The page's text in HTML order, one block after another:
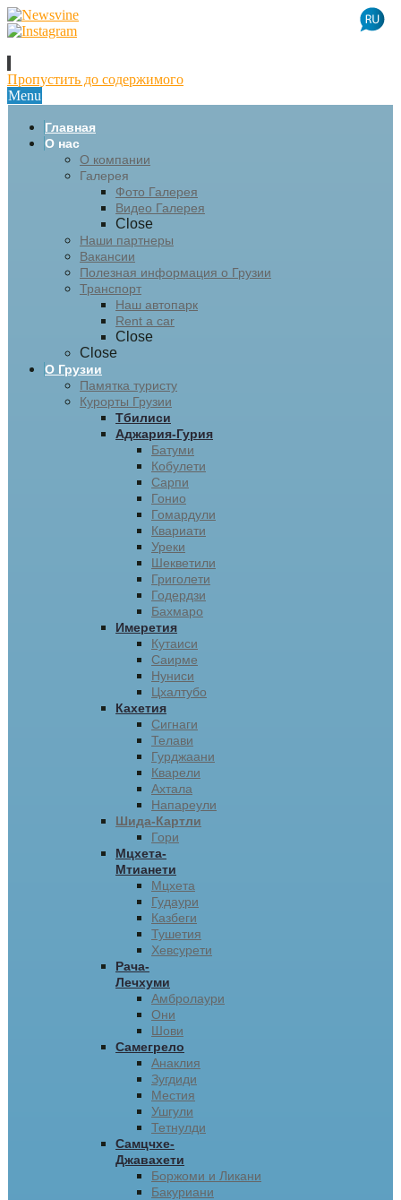
Пропустить до содержимого
Menu
Главная
О нас
О компании
Галерея
Фото Галерея
Видео Галерея
Close
Наши партнеры
Вакансии
Полезная информация о Грузии
Транспорт
Наш автопарк
Rent a car
Close
Close
О Грузии
Памятка туристу
Курорты Грузии
Тбилиси
Аджария-Гурия
Батуми
Кобулети
Сарпи
Гонио
Гомардули
Квариати
Уреки
Шекветили
Григолети
Годердзи
Бахмаро
Имеретия
Кутаиси
Саирме
Нуниси
Цхалтубо
Кахетия
Сигнаги
Телави
Гурджаани
Кварели
Ахтала
Напареули
Шида-Картли
Гори
Мцхета-
Мтианети
Мцхета
Гудаури
Казбеги
Тушетия
Хевсурети
Рача-
Лечхуми
Амбролаури
Они
Шови
Самегрело
Анаклия
Зугдиди
Местия
Ушгули
Тетнулди
Самцчхе-
Джавахети
Боржоми и Ликани
Бакуриани